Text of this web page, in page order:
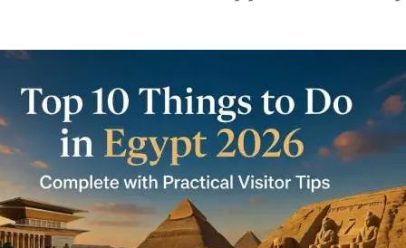
أفضل
أنشطة
يمكنك
القيام
بها في
مصر
عام